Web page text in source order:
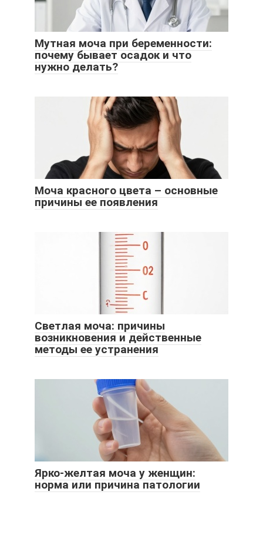
Мутная моча при беременности:
почему бывает осадок и что
нужно делать?
Моча красного цвета – основные
причины ее появления
Светлая моча: причины
возникновения и действенные
методы ее устранения
Ярко-желтая моча у женщин:
норма или причина патологии